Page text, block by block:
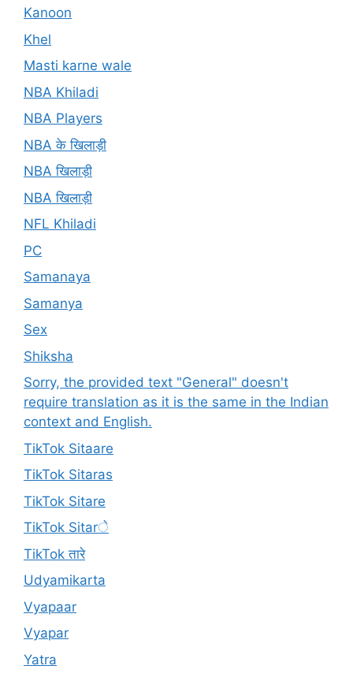
Kanoon
Khel
Masti karne wale
NBA Khiladi
NBA Players
NBA के खिलाड़ी
NBA खिलाड़ी
NBA खिलाड़ी
NFL Khiladi
PC
Samanaya
Samanya
Sex
Shiksha
Sorry, the provided text "General" doesn't
require translation as it is the same in the Indian
context and English.
TikTok Sitaare
TikTok Sitaras
TikTok Sitare
TikTok Sitarे
TikTok तारे
Udyamikarta
Vyapaar
Vyapar
Yatra